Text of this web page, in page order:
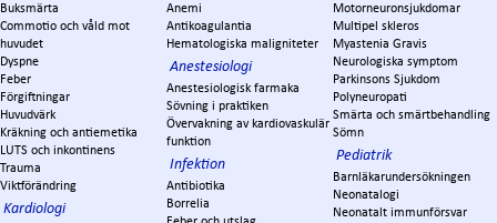
Buksmärta
Commotio och våld mot
huvudet
Dyspne
Feber
Förgiftningar
Huvudvärk
Kräkning och antiemetika
LUTS och inkontinens
Trauma
Viktförändring
Kardiologi
Anemi
Antikoagulantia
Hematologiska maligniteter
Anestesiologi
Anestesiologisk farmaka
Sövning i praktiken
Övervakning av kardiovaskulär
funktion
Infektion
Antibiotika
Borrelia
Motorneuronsjukdomar
Multipel skleros
Myastenia Gravis
Neurologiska symptom
Parkinsons Sjukdom
Polyneuropati
Smärta och smärtbehandling
Sömn
Pediatrik
Barnläkarundersökningen
Neonatalogi
Neonatalt immunförsvar